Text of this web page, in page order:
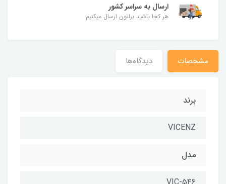
ارسال به سراسر کشور
هر کجا باشید براتون ارسال میکنیم
مشخصات دیدگاه‌ها
برند
VICENZ
مدل